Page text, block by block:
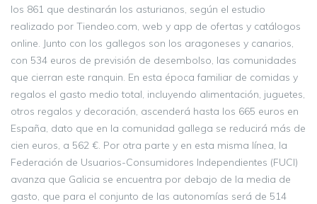
los 861 que destinarán los asturianos, según el estudio
realizado por Tiendeo.com, web y app de ofertas y catálogos
online. Junto con los gallegos son los aragoneses y canarios,
con 534 euros de previsión de desembolso, las comunidades
que cierran este ranquin. En esta época familiar de comidas y
regalos el gasto medio total, incluyendo alimentación, juguetes,
otros regalos y decoración, ascenderá hasta los 665 euros en
España, dato que en la comunidad gallega se reducirá más de
cien euros, a 562 €. Por otra parte y en esta misma línea, la
Federación de Usuarios-Consumidores Independientes (FUCI)
avanza que Galicia se encuentra por debajo de la media de
gasto, que para el conjunto de las autonomías será de 514